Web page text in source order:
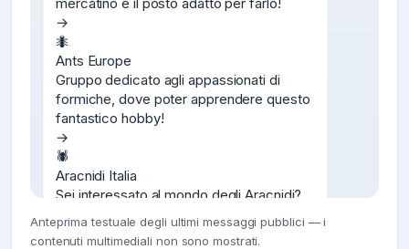
→
🐜
Ants Europe
Gruppo dedicato agli appassionati di
formiche, dove poter apprendere questo
fantastico hobby!
→
🕷
Aracnidi Italia
Sei interessato al mondo degli Aracnidi?
Questo è
09/07/22
Anteprima testuale degli ultimi messaggi pubblici — i
contenuti multimediali non sono mostrati.